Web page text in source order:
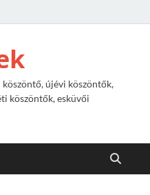
újévi köszöntők,
köszöntők, esküvői